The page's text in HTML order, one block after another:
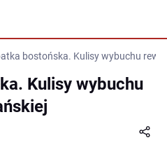
bostońska. Kulisy wybuchu
Kulisy wybuchu